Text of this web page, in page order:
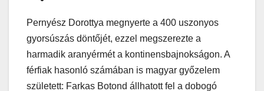
Pernyész Dorottya megnyerte a 400 uszonyos
gyorsúszás döntőjét, ezzel megszerezte a
harmadik aranyérmét a kontinensbajnokságon. A
férfiak hasonló számában is magyar győzelem
született: Farkas Botond állhatott fel a dobogó